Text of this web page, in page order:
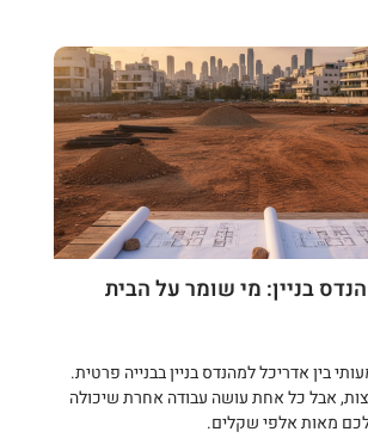
בניין: מי שומר על הבית
בין אדריכל למהנדס בניין בבנייה פרטית.
אבל כל אחת עושה עבודה אחרת שיכולה
מאות אלפי שקלים.